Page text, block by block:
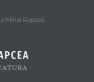
Mihai Rapcea